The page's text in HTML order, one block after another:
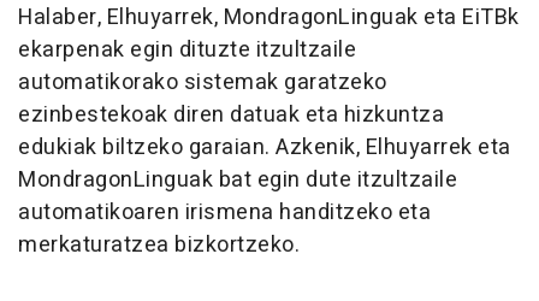
Halaber, Elhuyarrek, MondragonLinguak eta EiTBk
ekarpenak egin dituzte itzultzaile
automatikorako sistemak garatzeko
ezinbestekoak diren datuak eta hizkuntza
edukiak biltzeko garaian. Azkenik, Elhuyarrek eta
MondragonLinguak bat egin dute itzultzaile
automatikoaren irismena handitzeko eta
merkaturatzea bizkortzeko.